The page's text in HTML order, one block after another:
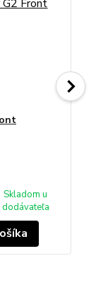
Skladom u
dodávateľa